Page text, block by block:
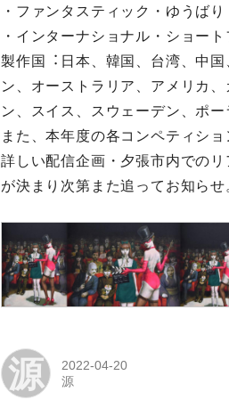
・ファンタスティック・ゆうば
・インターナショナル・ショー
製作国︓⽇本、韓国、台湾、中
ン、オーストラリア、アメリカ
ン、スイス、スウェーデン、ポ
また、本年度の各コンペティシ
詳しい配信企画・⼣張市内での
が決まり次第また追ってお知らせ
源
2022-04-20
源